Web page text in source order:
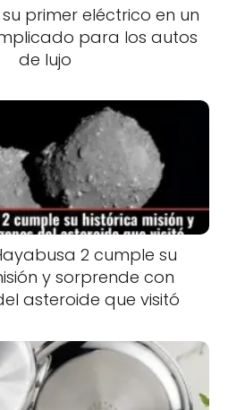
primer eléctrico en un
para los autos
de lujo
2 cumple su
y sorprende con
asteroide que visitó